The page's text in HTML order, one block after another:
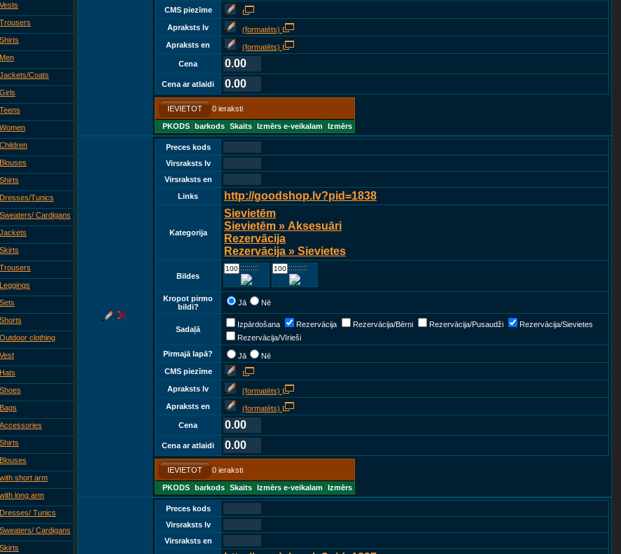
Vests
Trousers
Shirts
Men
Jackets/Coats
Girls
Teens
Women
Children
Blouses
Shirts
Dresses/Tunics
Sweaters/ Cardigans
Jackets
Skirts
Trousers
Leggings
Sets
Shorts
Outdoor clothing
Vest
Hats
Shoes
Bags
Accessories
Shirts
Blouses
with short arm
with long arm
Dresses/ Tunics
Sweaters/ Cardigans
Skirts
CMS piezīme
Apraksts lv
(formatēts)
Apraksts en
(formatēts)
Cena
0.00
Cena ar atlaidi 0.00
IEVIETOT 0 ieraksti
PKODS barkods Skaits Izmērs e-veikalam Izmērs
Preces kods
Virsraksts lv
Virsraksts en
Links
http://goodshop.lv?pid=1838
Kategorija
Sievietēm
Sievietēm » Aksesuāri
Rezervācija
Rezervācija » Sievietes
Bildes
:::::::::::: ::::::::::::
Kropot pirmo
bildi?
Jā Nē
Sadaļā
Izpārdošana Rezervācija Rezervācija/Bērni Rezervācija/Pusaudži
Rezervācija/Sievietes
Rezervācija/Vīrieši
Pirmajā lapā?
Jā
Nē
CMS piezīme
Apraksts lv
(formatēts)
Apraksts en
(formatēts)
Cena
0.00
Cena ar atlaidi 0.00
IEVIETOT 0 ieraksti
PKODS barkods Skaits Izmērs e-veikalam Izmērs
Preces kods
Virsraksts lv
Virsraksts en